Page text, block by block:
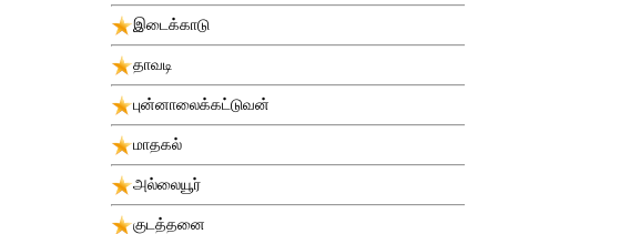
இடைக்காடு
தாவடி
புன்னாலைக்கட்டுவன்
மாதகல்
அல்லையூர்
குடத்தனை